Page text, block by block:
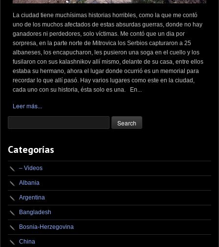
La ciudad tiene muchísimas historias horribles, como la que me contó
uno de los muchos afectados de estas absurdas guerras, donde no hay
ganadores ni perdedores, solo víctimas. Me contó que un dia por
sorpresa, en la parte norte de Mitrovica los Serbios capturaron a 25
albaneses, los encapucharon, les pusieron una soga en el cuello y los
fusilaron con sus kalashnikov allí mismo, delante de su casa, entre ellos
estaba su hermano, ahora el lugar donde ocurrió es un memorial para
recordar lo que allí pasó. Hay varios lugares como este en la ciudad,
cada uno con su historia, ésta solo es una. En...
Leer más...
Categorías
– Videos
Albania
Argentina
Bangladesh
Bosnia-Herzegovina
China